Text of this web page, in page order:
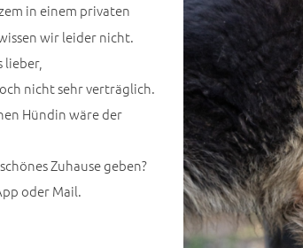
in einem privaten
wir leider nicht.
lieber,
nicht sehr verträglich.
Hündin wäre der
Zuhause geben?
oder Mail.